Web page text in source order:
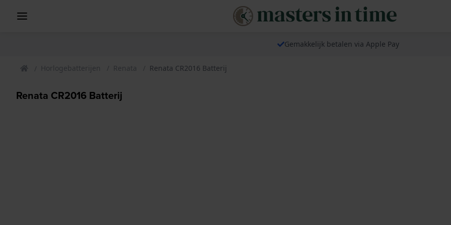
Gemakkelijk betalen via Apple Pay
Horlogebatterijen Renata Renata CR2016 Batterij
Renata CR2016 Batterij